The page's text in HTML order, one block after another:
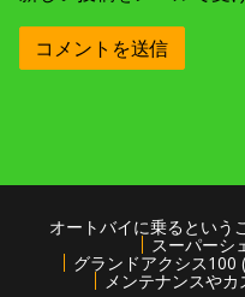
オートバイに乗るという
スーパーシ
グランドアクシス100
メンテナンスやカ